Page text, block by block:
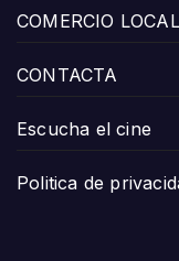
COMERCIO LOCAL
CONTACTA
Escucha el cine
Politica de